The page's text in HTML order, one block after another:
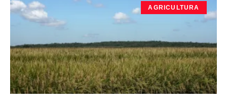
AGRICULTURA